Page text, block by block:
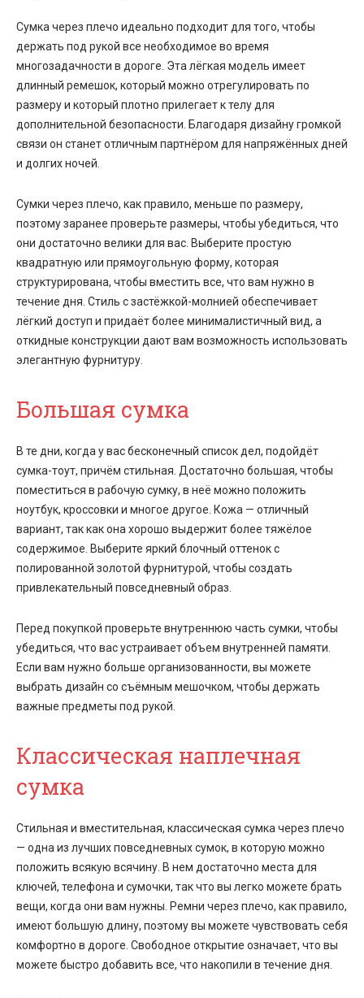
Сумка через плечо идеально подходит для того, чтобы
держать под рукой все необходимое во время
многозадачности в дороге. Эта лёгкая модель имеет
длинный ремешок, который можно отрегулировать по
размеру и который плотно прилегает к телу для
дополнительной безопасности. Благодаря дизайну громкой
связи он станет отличным партнёром для напряжённых дней
и долгих ночей.
Сумки через плечо, как правило, меньше по размеру,
поэтому заранее проверьте размеры, чтобы убедиться, что
они достаточно велики для вас. Выберите простую
квадратную или прямоугольную форму, которая
структурирована, чтобы вместить все, что вам нужно в
течение дня. Стиль с застёжкой-молнией обеспечивает
лёгкий доступ и придаёт более минималистичный вид, а
откидные конструкции дают вам возможность использовать
элегантную фурнитуру.
Большая сумка
В те дни, когда у вас бесконечный список дел, подойдёт
сумка-тоут, причём стильная. Достаточно большая, чтобы
поместиться в рабочую сумку, в неё можно положить
ноутбук, кроссовки и многое другое. Кожа — отличный
вариант, так как она хорошо выдержит более тяжёлое
содержимое. Выберите яркий блочный оттенок с
полированной золотой фурнитурой, чтобы создать
привлекательный повседневный образ.
Перед покупкой проверьте внутреннюю часть сумки, чтобы
убедиться, что вас устраивает объем внутренней памяти.
Если вам нужно больше организованности, вы можете
выбрать дизайн со съёмным мешочком, чтобы держать
важные предметы под рукой.
Классическая наплечная
сумка
Стильная и вместительная, классическая сумка через плечо
— одна из лучших повседневных сумок, в которую можно
положить всякую всячину. В нем достаточно места для
ключей, телефона и сумочки, так что вы легко можете брать
вещи, когда они вам нужны. Ремни через плечо, как правило,
имеют большую длину, поэтому вы можете чувствовать себя
комфортно в дороге. Свободное открытие означает, что вы
можете быстро добавить все, что накопили в течение дня.